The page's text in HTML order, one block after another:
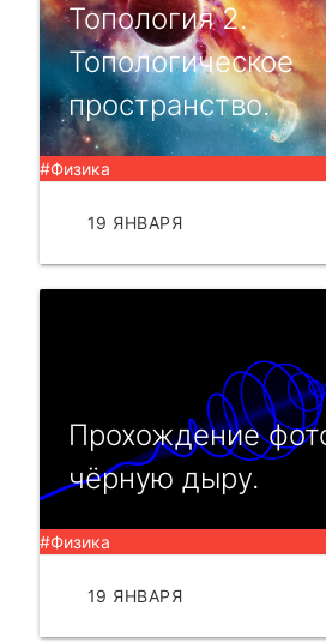
Топология 2.
Топологическое
пространство.
#Физика
19 ЯНВАРЯ
Прохождение
чёрную дыру.
#Физика
19 ЯНВАРЯ